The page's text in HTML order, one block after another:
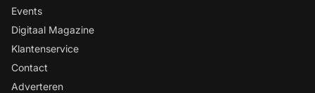
Events
Digitaal Magazine
Klantenservice
Contact
Adverteren